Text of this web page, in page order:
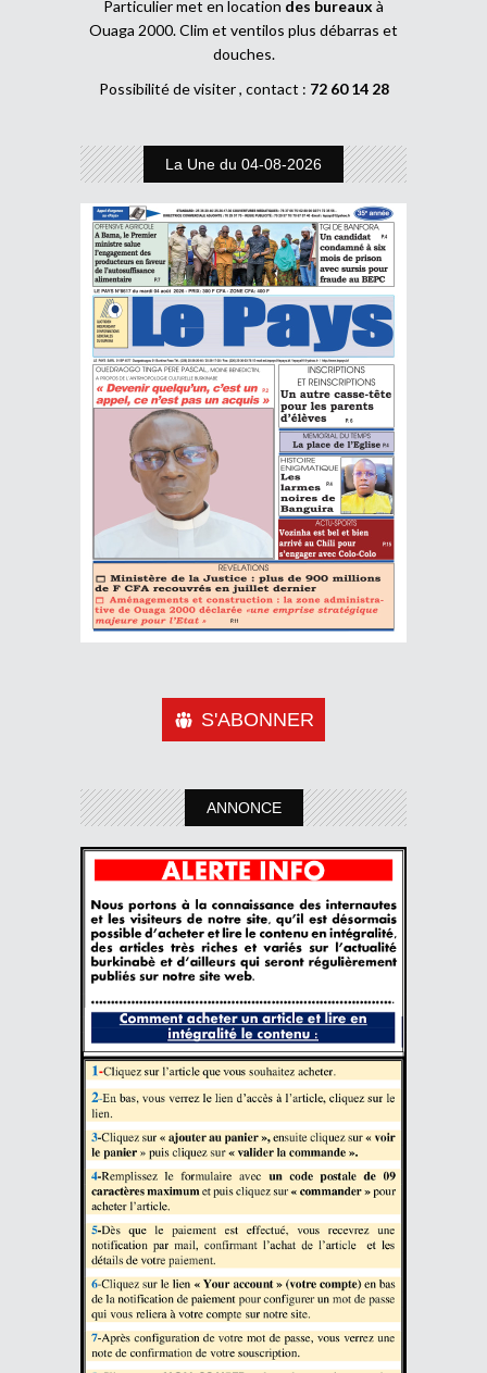
Particulier met en location des bureaux à
Ouaga 2000. Clim et ventilos plus débarras et
douches.
Possibilité de visiter , contact : 72 60 14 28
La Une du 04-08-2026
S'ABONNER
ANNONCE